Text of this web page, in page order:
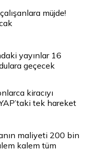
müjde!
yayınlar 16
geçecek
kiracıyı
tek hareket
maliyeti 200 bin
kalem tüm